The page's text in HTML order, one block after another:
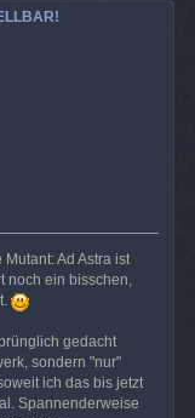
Ad Astra ist
noch ein bisschen,
gedacht
sondern "nur"
ich das bis jetzt
Spannenderweise